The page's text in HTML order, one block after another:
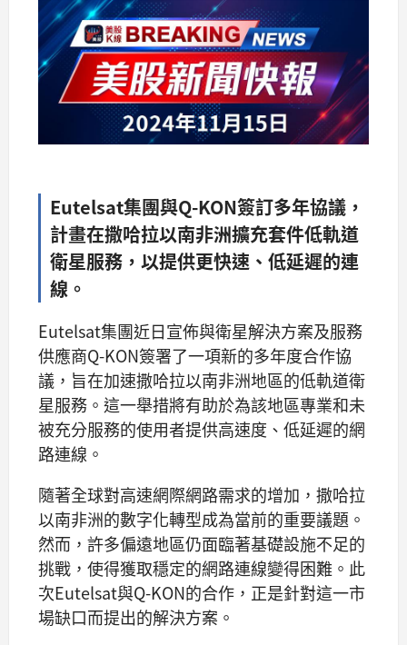
Eutelsat集團與Q-KON簽訂多年協議，
計畫在撒哈拉以南非洲擴充套件低軌道
衛星服務，以提供更快速、低延遲的連
線。
Eutelsat集團近日宣佈與衛星解決方案及服務
供應商Q-KON簽署了一項新的多年度合作協
議，旨在加速撒哈拉以南非洲地區的低軌道衛
星服務。這一舉措將有助於為該地區專業和未
被充分服務的使用者提供高速度、低延遲的網
路連線。
隨著全球對高速網際網路需求的增加，撒哈拉
以南非洲的數字化轉型成為當前的重要議題。
然而，許多偏遠地區仍面臨著基礎設施不足的
挑戰，使得獲取穩定的網路連線變得困難。此
次Eutelsat與Q-KON的合作，正是針對這一市
場缺口而提出的解決方案。